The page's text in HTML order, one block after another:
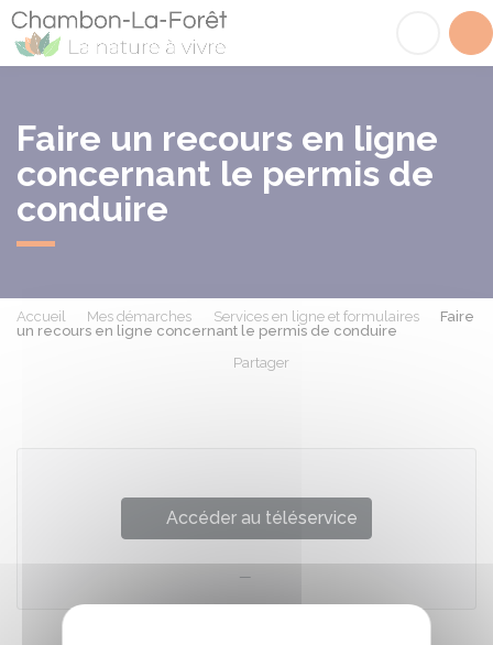
Faire un recours en ligne
concernant le permis de
conduire
Accueil Mes démarches Services en ligne et formulaires
Faire
un recours en ligne concernant le permis de conduire
Partager
Accéder au téléservice